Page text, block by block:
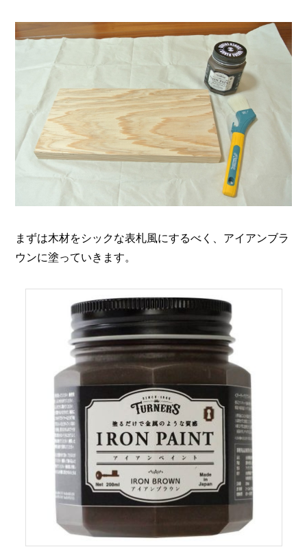
まずは木材をシックな表札風にするべく、アイアンブラ
ウンに塗っていきます。